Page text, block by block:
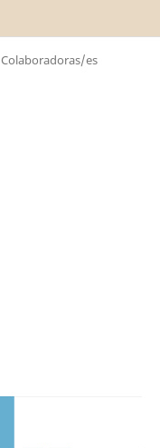
Colaboradoras/es